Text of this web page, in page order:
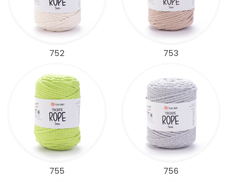
752 753
755 756